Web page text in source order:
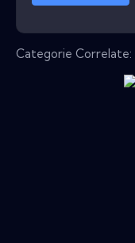
Categorie Correlate: